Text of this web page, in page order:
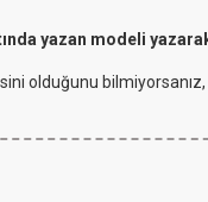
yazan modeli
olduğunu bilmiyorsanız,